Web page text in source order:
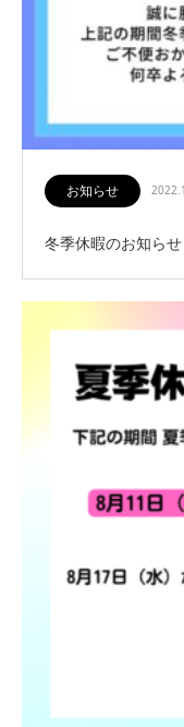
お知らせ
冬季休暇のお知らせ